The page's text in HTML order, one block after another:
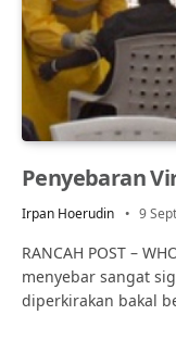
Penyebaran
Irpan Hoerudin 9
RANCAH POST –
menyebar sangat
diperkirakan bakal